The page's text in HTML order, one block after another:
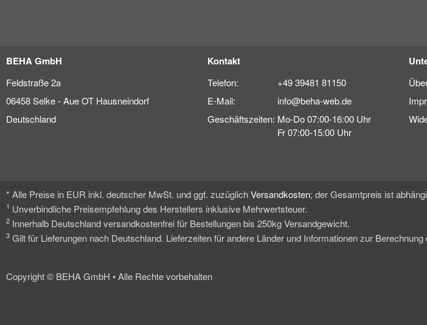
BEHA GmbH
Feldstraße 2a
06458 Selke - Aue OT Hausneindorf
Deutschland
Kontakt
Telefon:
+49 39481 81150
E-Mail:
info@beha-web.de
Geschäftszeiten: Mo-Do 07:00-16:00 Uhr
Fr 07:00-15:00 Uhr
* Alle Preise in EUR inkl. deutscher MwSt. und ggf. zuzüglichVersandkosten; der Gesamtpreis ist
1 Unverbindliche Preisempfehlung des Herstellers inklusive Mehrwertsteuer.
2 Innerhalb Deutschland versandkostenfrei für Bestellungen bis 250kg Versandgewicht.
3 Gilt für Lieferungen nach Deutschland. Lieferzeiten für andere Länder und Informationen zur
Copyright © BEHA GmbH • Alle Rechte vorbehalten